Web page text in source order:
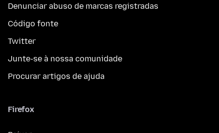
Denunciar abuso de marcas registradas
Código fonte
Twitter
Junte-se à nossa comunidade
Procurar artigos de ajuda
Firefox